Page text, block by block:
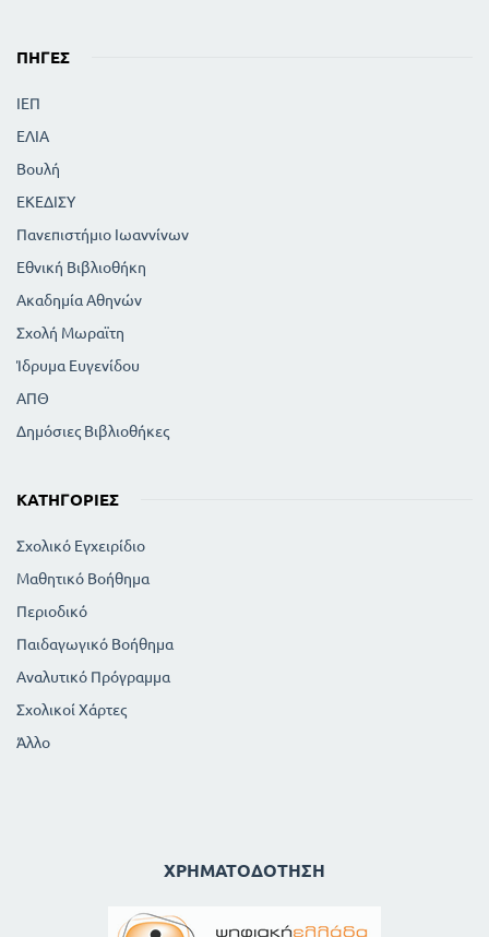
ΠΗΓΈΣ
ΙΕΠ
ΕΛΙΑ
Βουλή
ΕΚΕΔΙΣΥ
Πανεπιστήμιο Ιωαννίνων
Εθνική Βιβλιοθήκη
Ακαδημία Αθηνών
Σχολή Μωραϊτη
Ίδρυμα Ευγενίδου
ΑΠΘ
Δημόσιες Βιβλιοθήκες
ΚΑΤΗΓΟΡΊΕΣ
Σχολικό Εγχειρίδιο
Μαθητικό Βοήθημα
Περιοδικό
Παιδαγωγικό Βοήθημα
Αναλυτικό Πρόγραμμα
Σχολικοί Χάρτες
Άλλο
ΧΡΗΜΑΤΟΔΌΤΗΣΗ